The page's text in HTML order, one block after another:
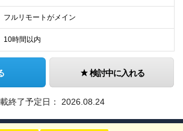
フルリモートがメイン
10時間以内
検討中に入れる
終了予定日： 2026.08.24